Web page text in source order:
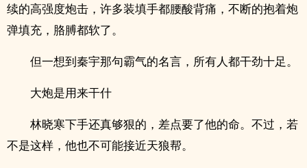
续的高强度炮击，许多装填手都腰酸背痛，不断的抱着炮
弹填充，胳膊都软了。
但一想到秦宇那句霸气的名言，所有人都干劲十足。
大炮是用来干什
林晓寒下手还真够狠的，差点要了他的命。不过，若
不是这样，他也不可能接近天狼帮。